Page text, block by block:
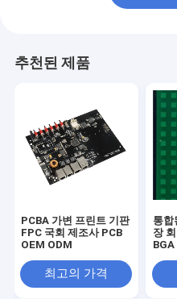
추천된 제품
PCBA 가변 프린트 기판
FPC 국회 제조사 PCB
OEM ODM
최고의 가격
통합
장
BGA